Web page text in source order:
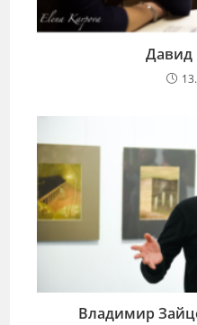
Давид
Владимир